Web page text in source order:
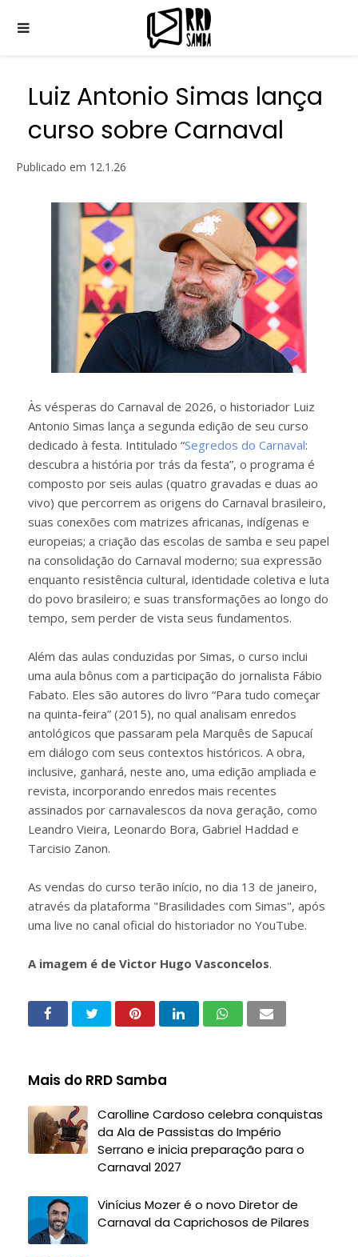
Luiz Antonio Simas lança
curso sobre Carnaval
Publicado em 12.1.26
Às vésperas do Carnaval de 2026, o historiador Luiz
Antonio Simas lança a segunda edição de seu curso
dedicado à festa. Intitulado “Segredos do Carnaval:
descubra a história por trás da festa”, o programa é
composto por seis aulas (quatro gravadas e duas ao
vivo) que percorrem as origens do Carnaval brasileiro,
suas conexões com matrizes africanas, indígenas e
europeias; a criação das escolas de samba e seu papel
na consolidação do Carnaval moderno; sua expressão
enquanto resistência cultural, identidade coletiva e luta
do povo brasileiro; e suas transformações ao longo do
tempo, sem perder de vista seus fundamentos.
Além das aulas conduzidas por Simas, o curso inclui
uma aula bônus com a participação do jornalista Fábio
Fabato. Eles são autores do livro “Para tudo começar
na quinta-feira” (2015), no qual analisam enredos
antológicos que passaram pela Marquês de Sapucaí
em diálogo com seus contextos históricos. A obra,
inclusive, ganhará, neste ano, uma edição ampliada e
revista, incorporando enredos mais recentes
assinados por carnavalescos da nova geração, como
Leandro Vieira, Leonardo Bora, Gabriel Haddad e
Tarcisio Zanon.
As vendas do curso terão início, no dia 13 de janeiro,
através da plataforma "Brasilidades com Simas", após
uma live no canal oficial do historiador no YouTube.
A imagem é de Victor Hugo Vasconcelos.
Mais do RRD Samba
Carolline Cardoso celebra conquistas
da Ala de Passistas do Império
Serrano e inicia preparação para o
Carnaval 2027
Vinícius Mozer é o novo Diretor de
Carnaval da Caprichosos de Pilares